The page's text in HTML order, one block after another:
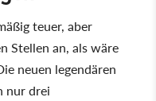
teuer, aber
Stellen an, als wäre
neuen legendären
nur drei